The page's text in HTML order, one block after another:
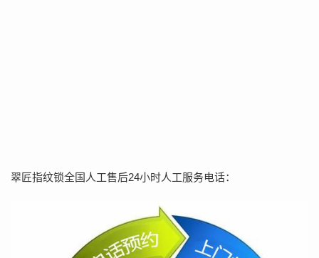
翠匠指纹锁全国人工售后24小时人工服务电话：